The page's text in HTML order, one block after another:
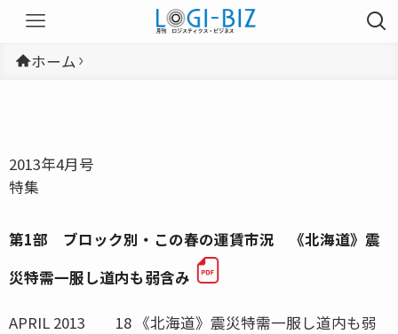
ホーム
2013年4月号
特集
第1部 ブロック別・この春の運賃市況 《北海道》震
災特需一服し道内も弱含み
APRIL 2013 18 《北海道》震災特需一服し道内も弱